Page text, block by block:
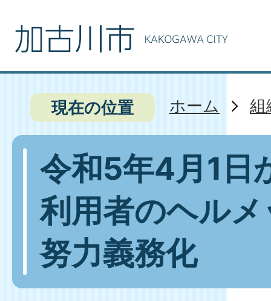
現在の位置 ホーム 組
令和5年4月1日
利用者のヘル
努力義務化